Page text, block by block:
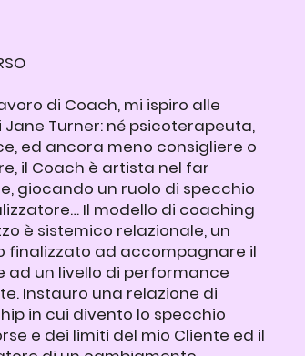
di Coach, mi ispiro alle
Jane Turner: né psicoterapeuta,
ed ancora meno consigliere o
il Coach è artista nel far
giocando un ruolo di specchio
Il modello di coaching
è sistemico relazionale, un
finalizzato ad accompagnare il
ad un livello di performance
Instauro una relazione di
in cui divento lo specchio
e dei limiti del mio Cliente ed il